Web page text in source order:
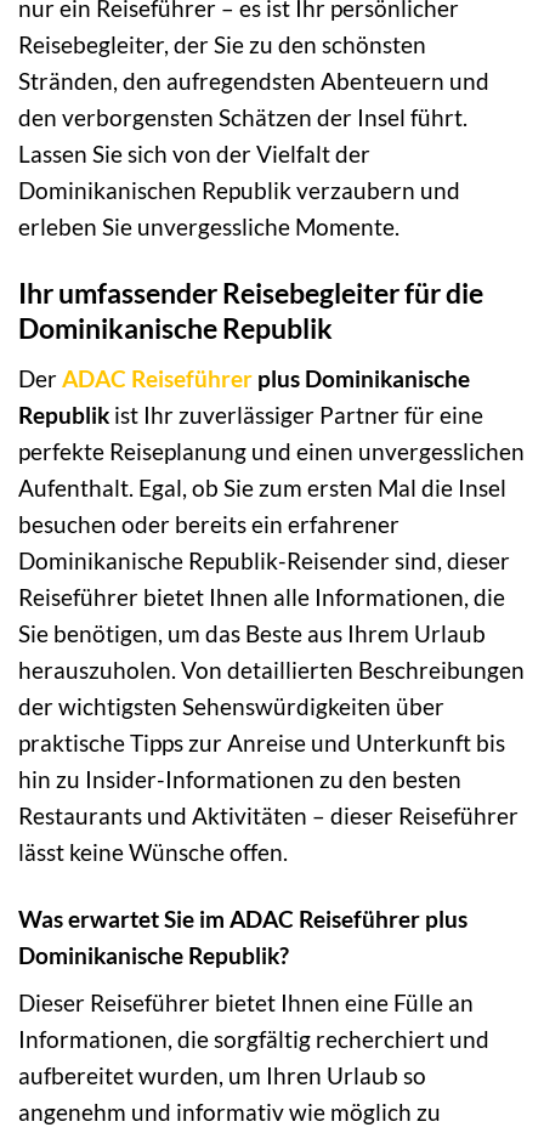
nur ein Reiseführer – es ist Ihr persönlicher
Reisebegleiter, der Sie zu den schönsten
Stränden, den aufregendsten Abenteuern und
den verborgensten Schätzen der Insel führt.
Lassen Sie sich von der Vielfalt der
Dominikanischen Republik verzaubern und
erleben Sie unvergessliche Momente.
Ihr umfassender Reisebegleiter für die
Dominikanische Republik
Der ADAC Reiseführer plus Dominikanische
Republik ist Ihr zuverlässiger Partner für eine
perfekte Reiseplanung und einen unvergesslichen
Aufenthalt. Egal, ob Sie zum ersten Mal die Insel
besuchen oder bereits ein erfahrener
Dominikanische Republik-Reisender sind, dieser
Reiseführer bietet Ihnen alle Informationen, die
Sie benötigen, um das Beste aus Ihrem Urlaub
herauszuholen. Von detaillierten Beschreibungen
der wichtigsten Sehenswürdigkeiten über
praktische Tipps zur Anreise und Unterkunft bis
hin zu Insider-Informationen zu den besten
Restaurants und Aktivitäten – dieser Reiseführer
lässt keine Wünsche offen.
Was erwartet Sie im ADAC Reiseführer plus
Dominikanische Republik?
Dieser Reiseführer bietet Ihnen eine Fülle an
Informationen, die sorgfältig recherchiert und
aufbereitet wurden, um Ihren Urlaub so
angenehm und informativ wie möglich zu